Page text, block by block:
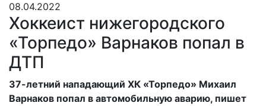
08.04.2022
Хоккеист нижегородского
«Торпедо» Варнаков попал в
ДТП
37-летний нападающий ХК «Торпедо» Михаил
Варнаков попал в автомобильную аварию, пишет